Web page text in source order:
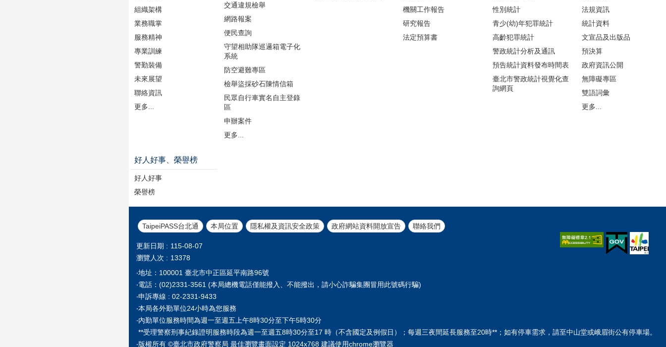
組織架構
業務職掌
服務精神
專業訓練
警勤裝備
未來展望
聯絡資訊
更多...
交通違規檢舉
網路報案
便民查詢
守望相助隊巡邏箱電子化
系統
防空避難專區
檢舉盜採砂石陳情信箱
民眾自行車實名自主登錄
區
申辦案件
更多...
機關工作報告
研究報告
法定預算書
性別統計
青少(幼)年犯罪統計
高齡犯罪統計
警政統計分析及通訊
預告統計資料發布時間表
臺北市警政統計視覺化查
詢網頁
法規資訊
統計資料
文宣品及出版品
預決算
政府資訊公開
無障礙專區
雙語詞彙
更多...
好人好事、榮譽榜
好人好事
榮譽榜
TaipeiPASS台北通 本局位置 隱私權及資訊安全政策 政府網站資料開放宣告 聯絡我們
更新日期
115-08-07
瀏覽人次
13378
‧地址：100001 臺北市中正區延平南路96號
‧電話：(02)2331-3561 (本局總機電話僅能撥入、不能撥出，請小心詐騙集團冒用此號碼行騙)
‧申訴專線 : 02-2331-9433
‧本局各外勤單位24小時為您服務
‧內勤單位服務時間為週一至週五上午8時30分至下午5時30分
**受理警察刑事紀錄證明服務時段為週一至週五8時30分至17 時（不含國定及例假日）；每週三夜間延長服務至20時**；如有停車需求，請至中山堂或峨眉街公有停車場。
‧版權所有 ©臺北市政府警察局 最佳瀏覽畫面設定 1024x768 建議使用chrome瀏覽器